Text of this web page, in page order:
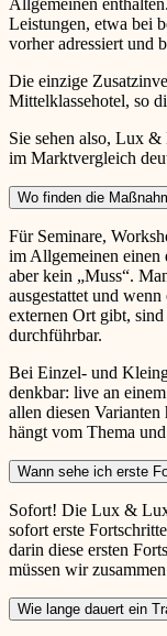
Leistungen, etwa bei
vorher adressiert und
Die einzige
Mittelklassehotel, so
Sie sehen also, Lux
im Marktvergleich
Wo finden die
Für Seminare,
im Allgemeinen einen
aber kein „Muss“.
ausgestattet und
externen Ort gibt,
durchführbar.
Bei Einzel- und
denkbar: live an
allen diesen
hängt vom Thema
Wann sehe ich erste
Sofort! Die Lux &
sofort erste
darin diese ersten
müssen wir
Wie lange dauert ein